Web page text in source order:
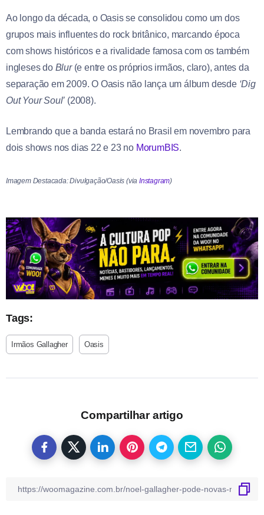
Ao longo da década, o Oasis se consolidou como um dos
grupos mais influentes do rock britânico, marcando época
com shows históricos e a rivalidade famosa com os também
ingleses do Blur(e entre os próprios irmãos, claro), antes da
separação em 2009. O Oasis não lança um álbum desde ‘Dig
Out Your Soul’ (2008).
Lembrando que a banda estará no Brasil em novembro para
dois shows nos dias 22 e 23 no MorumBIS.
Imagem Destacada: Divulgação/Oasis (viaInstagram)
Tags:
Irmãos Gallagher Oasis
Compartilhar artigo